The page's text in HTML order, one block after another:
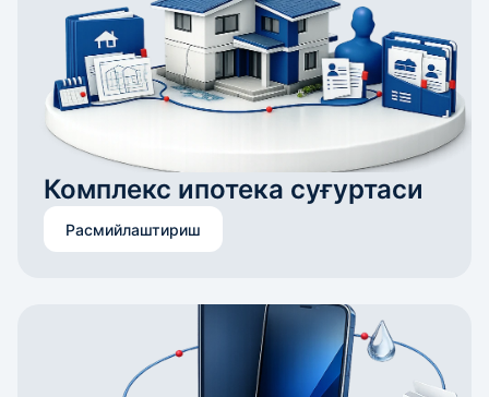
Комплекс ипотека суғуртаси
Расмийлаштириш